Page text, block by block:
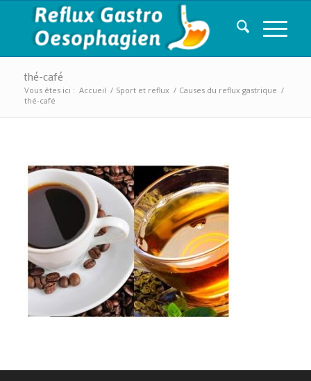
thé-café
Vous êtes ici : Accueil / Sport et reflux / Causes du reflux gastrique /
thé-café